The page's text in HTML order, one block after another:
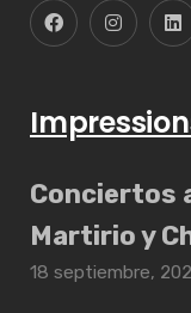
Conciertos
Martirio y
18 septiembre,